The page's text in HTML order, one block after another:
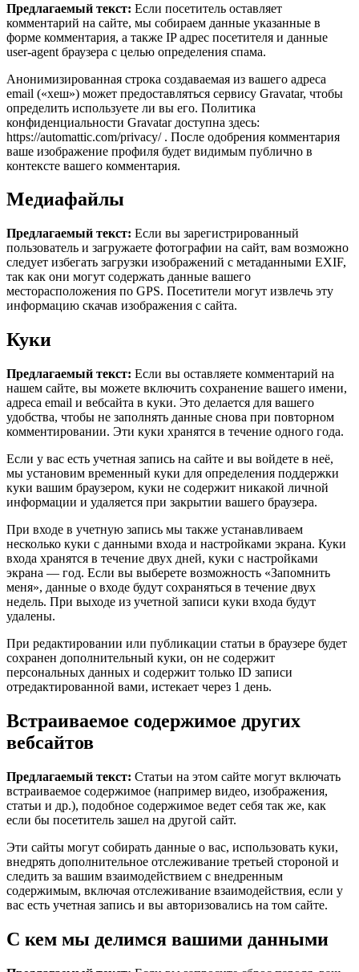
Предлагаемый текст: Если посетитель оставляет
комментарий на сайте, мы собираем данные указанные в
форме комментария, а также IP адрес посетителя и данные
user-agent браузера с целью определения спама.
Анонимизированная строка создаваемая из вашего адреса
email («хеш») может предоставляться сервису Gravatar, чтобы
определить используете ли вы его. Политика
конфиденциальности Gravatar доступна здесь:
https://automattic.com/privacy/ . После одобрения комментария
ваше изображение профиля будет видимым публично в
контексте вашего комментария.
Медиафайлы
Предлагаемый текст: Если вы зарегистрированный
пользователь и загружаете фотографии на сайт, вам возможно
следует избегать загрузки изображений с метаданными EXIF,
так как они могут содержать данные вашего
месторасположения по GPS. Посетители могут извлечь эту
информацию скачав изображения с сайта.
Куки
Предлагаемый текст: Если вы оставляете комментарий на
нашем сайте, вы можете включить сохранение вашего имени,
адреса email и вебсайта в куки. Это делается для вашего
удобства, чтобы не заполнять данные снова при повторном
комментировании. Эти куки хранятся в течение одного года.
Если у вас есть учетная запись на сайте и вы войдете в неё,
мы установим временный куки для определения поддержки
куки вашим браузером, куки не содержит никакой личной
информации и удаляется при закрытии вашего браузера.
При входе в учетную запись мы также устанавливаем
несколько куки с данными входа и настройками экрана. Куки
входа хранятся в течение двух дней, куки с настройками
экрана — год. Если вы выберете возможность «Запомнить
меня», данные о входе будут сохраняться в течение двух
недель. При выходе из учетной записи куки входа будут
удалены.
При редактировании или публикации статьи в браузере будет
сохранен дополнительный куки, он не содержит
персональных данных и содержит только ID записи
отредактированной вами, истекает через 1 день.
Встраиваемое содержимое других
вебсайтов
Предлагаемый текст: Статьи на этом сайте могут включать
встраиваемое содержимое (например видео, изображения,
статьи и др.), подобное содержимое ведет себя так же, как
если бы посетитель зашел на другой сайт.
Эти сайты могут собирать данные о вас, использовать куки,
внедрять дополнительное отслеживание третьей стороной и
следить за вашим взаимодействием с внедренным
содержимым, включая отслеживание взаимодействия, если у
вас есть учетная запись и вы авторизовались на том сайте.
С кем мы делимся вашими данными